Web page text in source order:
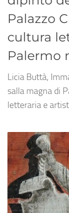
Palazzo
cultura
Palermo
Licia Buttà,
salla magna di
letteraria e